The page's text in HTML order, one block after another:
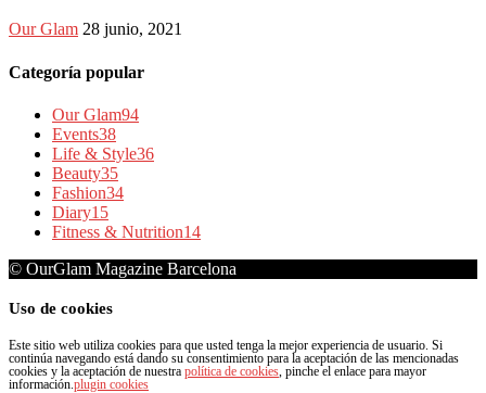
Our Glam 28 junio, 2021
Categoría popular
Our Glam94
Events38
Life & Style36
Beauty35
Fashion34
Diary15
Fitness & Nutrition14
© OurGlam Magazine Barcelona
Uso de cookies
Este sitio web utiliza cookies para que usted tenga la mejor experiencia de usuario. Si
continúa navegando está dando su consentimiento para la aceptación de las mencionadas
cookies y la aceptación de nuestra política de cookies, pinche el enlace para mayor
información.plugin cookies